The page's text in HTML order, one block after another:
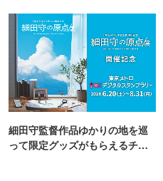
細田守監督作品ゆかりの地を巡
って限定グッズがもらえるチャ